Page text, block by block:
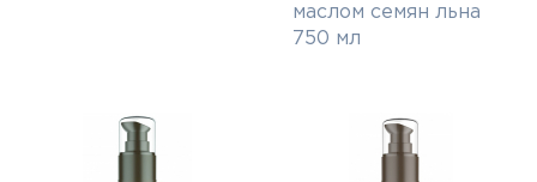
маслом семян льна
750 мл